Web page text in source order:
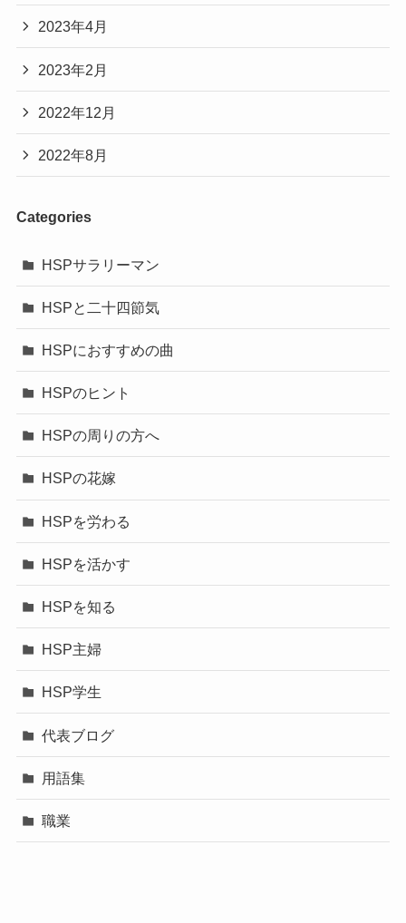
2023年4月
2023年2月
2022年12月
2022年8月
Categories
HSPサラリーマン
HSPと二十四節気
HSPにおすすめの曲
HSPのヒント
HSPの周りの方へ
HSPの花嫁
HSPを労わる
HSPを活かす
HSPを知る
HSP主婦
HSP学生
代表ブログ
用語集
職業